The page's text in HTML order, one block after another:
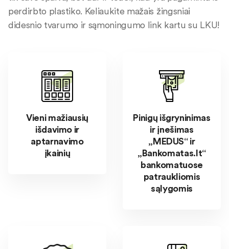
perdirbto plastiko. Keliaukite mažais žingsniai
didesnio tvarumo ir sąmoningumo link kartu su LKU!
Vieni mažiausių
išdavimo ir
aptarnavimo
įkainių
Pinigų išgryninimas
ir įnešimas
„MEDUS“ ir
„Bankomatas.lt“
bankomatuose
patraukliomis
sąlygomis